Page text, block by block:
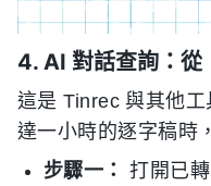
4. AI 對話查詢：從
這是 Tinrec 與其他
達一小時的逐字稿時
步驟一：
打開已